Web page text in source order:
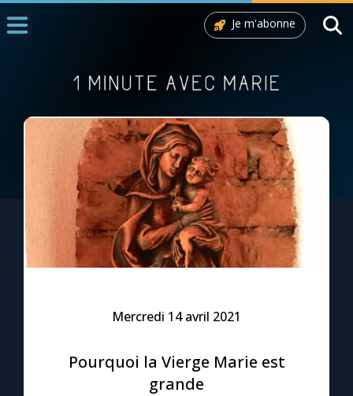
1000 Raisons de Croire
L'actualité de la semaine
La chaîne Youtube
Je m'abonne
Mercredi 14 avril 2021
Pourquoi la Vierge Marie est
grande